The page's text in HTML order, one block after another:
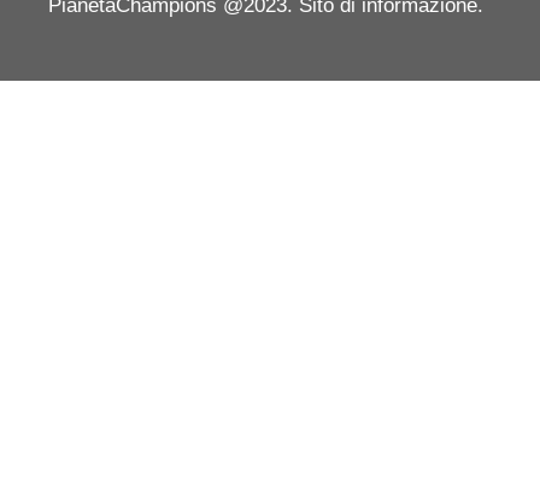
PianetaChampions @2023. Sito di informazione.